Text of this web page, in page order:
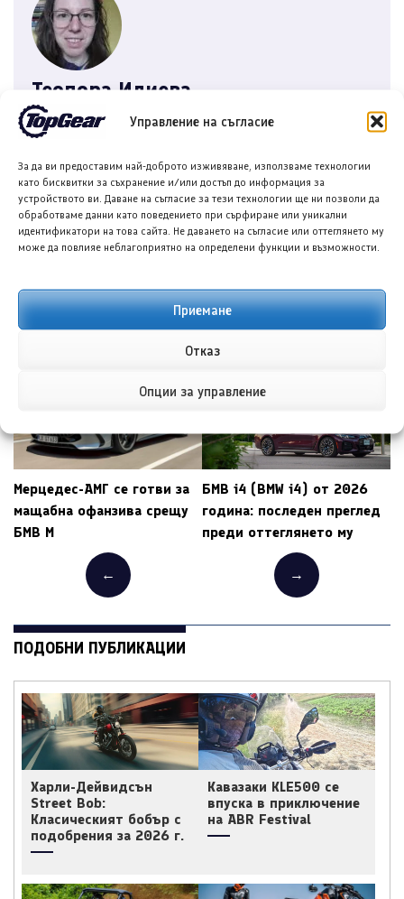
Управление на съгласие
За да ви предоставим най-доброто изживяване, използваме технологии
като бисквитки за съхранение и/или достъп до информация за
устройството ви. Даване на съгласие за тези технологии ще ни позволи да
обработваме данни като поведението при сърфиране или уникални
идентификатори на това сайта. Не даването на съгласие или оттеглянето му
може да повлияе неблагоприятно на определени функции и възможности.
Приемане
Отказ
Опции за управление
Теодора Илиева
Автор на съдържание в онлайн медии и
копирайътър с интереси в областта на
технологиите, спорта и ...
ОЩЕ ОТ АВТОРА
ПРЕДИШНА/СЛЕДВАЩА
Мерцедес-АМГ се готви за
мащабна офанзива срещу
БМВ M
←
БМВ i4 (BMW i4) от 2026
година: последен преглед
преди оттеглянето му
→
ПОДОБНИ ПУБЛИКАЦИИ
Харли-Дейвидсън
Street Bob:
Класическият бобър с
подобрения за 2026 г.
Кавазаки KLE500 се
впуска в приключение
на ABR Festival